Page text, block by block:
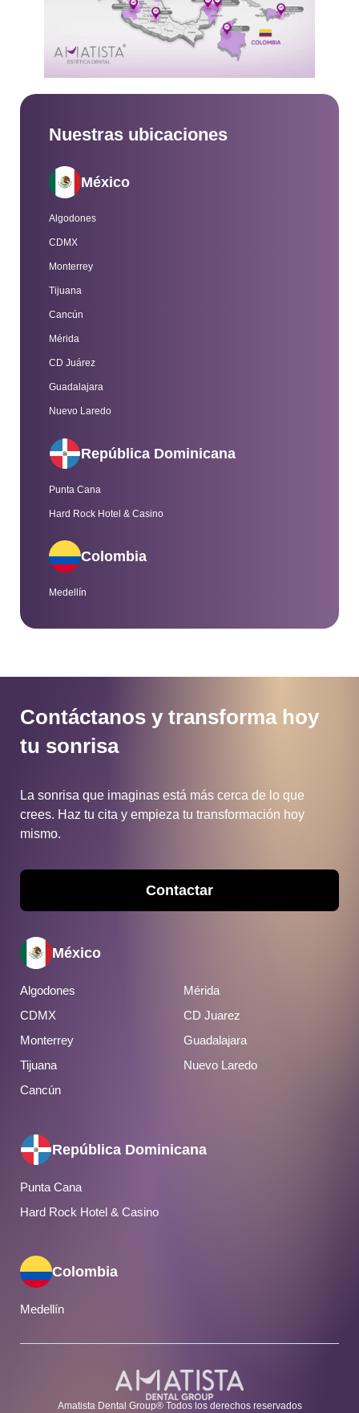
Nuestras ubicaciones
México
Algodones
CDMX
Monterrey
Tijuana
Cancún
Mérida
CD Juárez
Guadalajara
Nuevo Laredo
República Dominicana
Punta Cana
Hard Rock Hotel & Casino
Colombia
Medellín
Contáctanos y transforma hoy
tu sonrisa
La sonrisa que imaginas está más cerca de lo que
crees. Haz tu cita y empieza tu transformación hoy
mismo.
Contactar
México
Algodones
Mérida
CDMX
CD Juarez
Monterrey
Guadalajara
Tijuana
Nuevo Laredo
Cancún
República Dominicana
Punta Cana
Hard Rock Hotel & Casino
Colombia
Medellín
Amatista Dental Group® Todos los derechos reservados